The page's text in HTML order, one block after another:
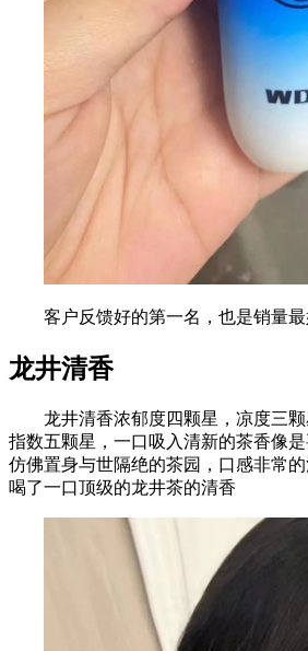
客户反馈好的第一名，也是销量
龙井清香
龙井清香浓郁度四颗星，凉度三
指数五颗星，一口吸入清新的茶香像
仿佛置身与世隔绝的茶园，口感非常
喝了一口顶级的龙井茶的清香